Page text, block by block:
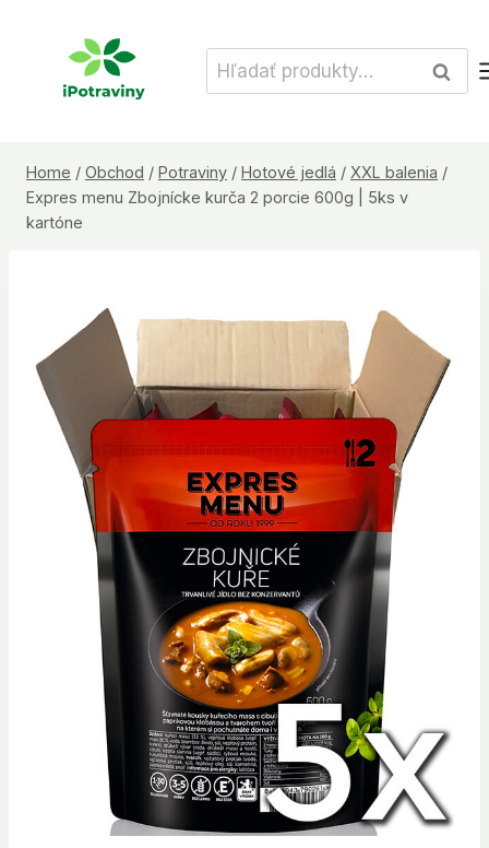
Hľadať:
Home / Obchod / Potraviny / Hotové jedlá / XXL balenia /
Expres menu Zbojnícke kurča 2 porcie 600g | 5ks v
kartóne